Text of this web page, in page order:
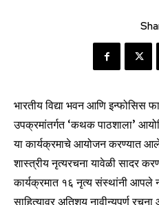
भारतीय विद्या भवन आणि इन्फोसिस
उपक्रमांतर्गत ‘कथक पाठशाला’
या कार्यक्रमाचे आयोजन करण्यात
शास्त्रीय नृत्यरचना यावेळी सादर
कार्यक्रमात १६ नृत्य संस्थांनी
साहित्यावर अतिशय नावीन्यपूर्ण